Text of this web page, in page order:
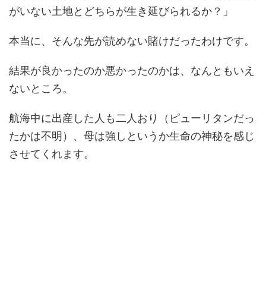
がいない土地とどちらが生き延びられるか？」
本当に、そんな先が読めない賭けだったわけです。
結果が良かったのか悪かったのかは、なんともいえ
ないところ。
航海中に出産した人も二人おり（ピューリタンだっ
たかは不明）、母は強しというか生命の神秘を感じ
させてくれます。